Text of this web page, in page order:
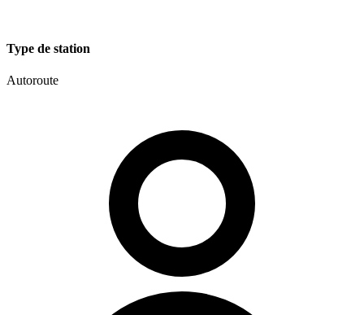
Type de station
Autoroute